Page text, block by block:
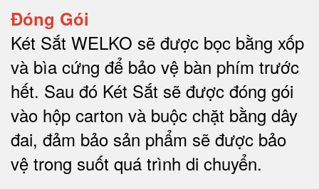
Đóng Gói
Két Sắt WELKO sẽ được bọc bằng xốp
và bìa cứng để bảo vệ bàn phím trước
hết. Sau đó Két Sắt sẽ được đóng gói
vào hộp carton và buộc chặt bằng dây
đai, đảm bảo sản phẩm sẽ được bảo
vệ trong suốt quá trình di chuyển.